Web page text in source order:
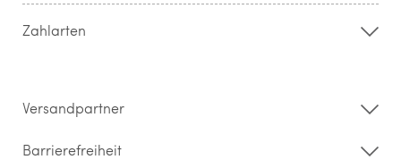
Widerrufsrecht & Rückgabebedingungen
Zahlarten
Versandpartner
Barrierefreiheit